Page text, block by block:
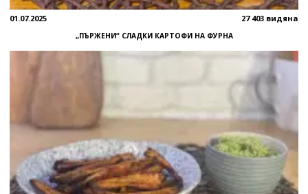
01.07.2025 27 403 видяна
„ПЪРЖЕНИ“ СЛАДКИ КАРТОФИ НА ФУРНА